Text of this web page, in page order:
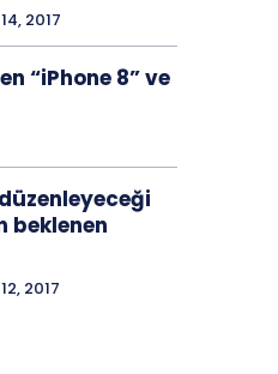
2017
“iPhone 8” ve
beklenen
2017